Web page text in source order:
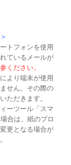
トフォンを使用
ているメールが
ください。
より端末が使用
せん。その際の
ただきます。
ーツール「スマ
合は、紙のプロ
更となる場合が